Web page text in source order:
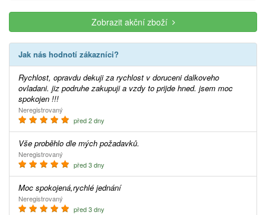
Zobrazit akční zboží
Jak nás hodnotí zákazníci?
Rychlost, opravdu dekuji za rychlost v doruceni dalkoveho
ovladani. jiz podruhe zakupuji a vzdy to prijde hned. jsem moc
spokojen !!!
Neregistrovaný
před 2 dny
Vše proběhlo dle mých požadavků.
Neregistrovaný
před 3 dny
Moc spokojená,rychlé jednání
Neregistrovaný
před 3 dny